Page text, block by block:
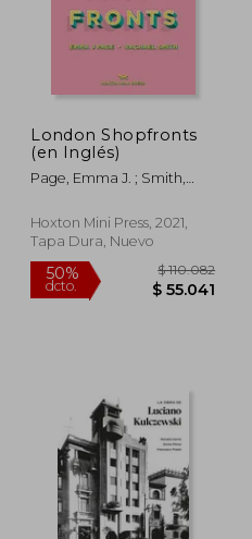
40%
dcto.
London Shopfronts
(en Inglés)
Page, Emma J. ; Smith,
Hoxton Mini Press, 2021,
Tapa Dura, Nuevo